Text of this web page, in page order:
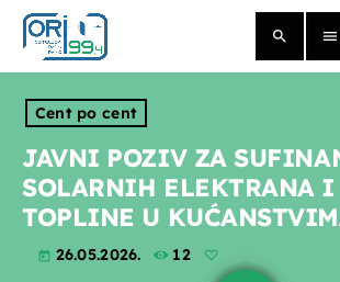
search menu
O NAMA
VIJESTI
Cent po cent
JAVNI POZIV ZA
SOLARNIH ELEKTRANA
TOPLINE U
today 26.05.2026. 12